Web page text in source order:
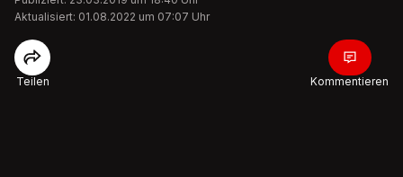
Aktualisiert: 01.08.2022 um 07:07 Uhr
Teilen Kommentieren